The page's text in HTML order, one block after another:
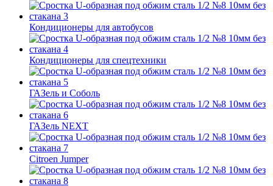
Кондиционеры для автобусов
Кондиционеры для спецтехники
ГАЗель и Соболь
ГАЗель NEXT
Citroen Jumper